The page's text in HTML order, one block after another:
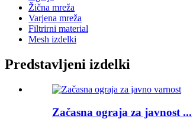
Žična mreža
Varjena mreža
Filtrirni material
Mesh izdelki
Predstavljeni izdelki
Začasna ograja za javnost ...